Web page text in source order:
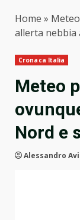
Home »
allerta nebbia
Cronaca Italia
Meteo
Nord e
Alessandro